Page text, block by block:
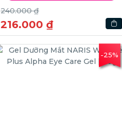
240.000 ₫
216.000 ₫
-25%